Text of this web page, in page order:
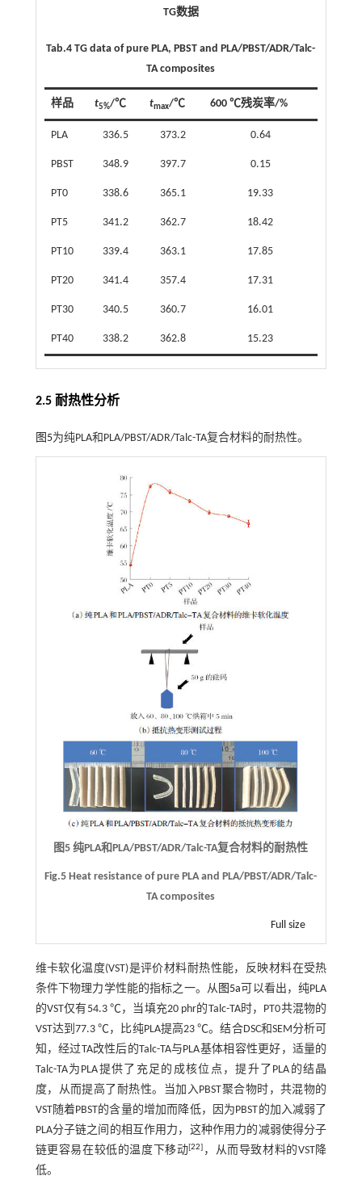
TG数据
Tab.4 TG data of pure PLA, PBST and PLA/PBST/ADR/Talc-
TA composites
样品 t5%/℃ tmax/℃ 600 ℃残炭率/%
PLA 336.5 373.2 0.64
PBST 348.9 397.7 0.15
PT0 338.6 365.1 19.33
PT5 341.2 362.7 18.42
PT10 339.4 363.1 17.85
PT20 341.4 357.4 17.31
PT30 340.5 360.7 16.01
PT40 338.2 362.8 15.23
2.5 耐热性分析
图5为纯PLA和PLA/PBST/ADR/Talc-TA复合材料的耐热性。
图5 纯PLA和PLA/PBST/ADR/Talc-TA复合材料的耐热性
Fig.5 Heat resistance of pure PLA and PLA/PBST/ADR/Talc-
TA composites
Full size
维卡软化温度(VST)是评价材料耐热性能，反映材料在受热
条件下物理力学性能的指标之一。从图5a 可以看出，纯PLA
的VST仅有54.3 ℃，当填充20 phr的Talc-TA时，PT0共混物的
VST达到77.3 ℃，比纯PLA提高23 ℃。结合DSC和SEM分析可
知，经过TA改性后的Talc-TA与PLA基体相容性更好，适量的
Talc-TA为PLA提供了充足的成核位点，提升了PLA的结晶
度，从而提高了耐热性。当加入PBST聚合物时，共混物的
VST随着PBST的含量的增加而降低，因为PBST的加入减弱了
PLA分子链之间的相互作用力，这种作用力的减弱使得分子
链更容易在较低的温度下移动[22] ，从而导致材料的VST降
低。